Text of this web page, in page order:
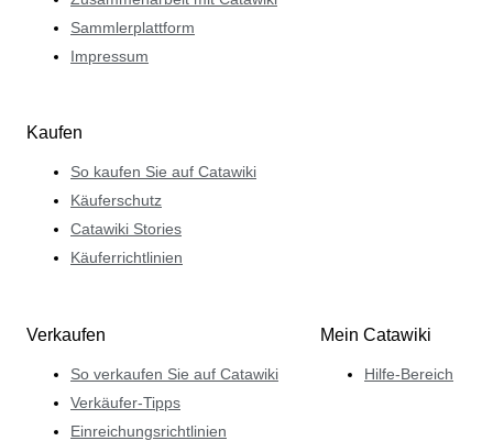
Sammlerplattform
Impressum
Kaufen
So kaufen Sie auf Catawiki
Käuferschutz
Catawiki Stories
Käuferrichtlinien
Verkaufen
So verkaufen Sie auf Catawiki
Verkäufer-Tipps
Einreichungsrichtlinien
Mein Catawiki
Hilfe-Bereich